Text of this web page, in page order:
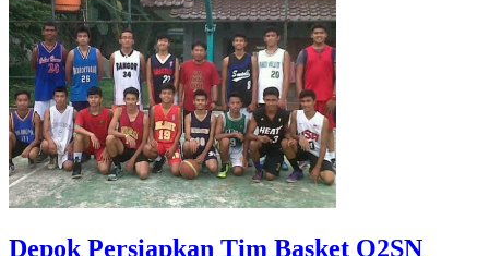
Depok Persiapkan Tim Basket O2SN